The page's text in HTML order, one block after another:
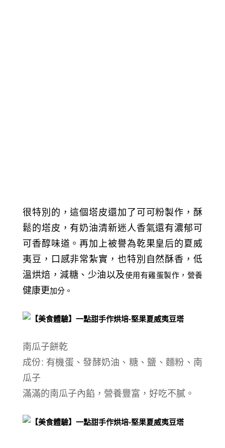
很特別的，這個塔皮還加了可可粉製作，酥
鬆的塔皮 ，有奶油清新迷人香氣還有濃郁 可
可 香醇味道。再加上被譽為乾果皇后的夏威
夷豆 ，口感非常紮實，也特別自然酥香，低
溫烘焙， 減糖、少油以及使用有雞蛋製作，營養
健康更加分。
南瓜子餅乾
成份: 有機蛋、發酵奶油、糖、鹽、麵粉、 南
瓜子
滿滿的南瓜子內餡，營養豐富，好吃不膩。